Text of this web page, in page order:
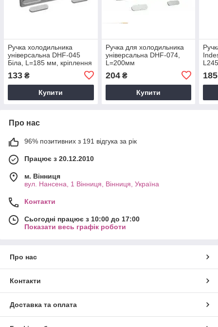
Ручка холодильника
універсальна DHF-045
Біла, L=185 мм, кріплення
133 ₴
Купити
Ручка для холодильника
універсальна DHF-074,
L=200мм
204₴
Купити
185
Про нас
96% позитивних з 191 відгука за рік
Працює з 20.12.2010
м. Вінниця
вул. Нансена, 1 Вінниця, Вінниця, Україна
Контакти
Сьогодні працює з 10:00 до 17:00
Показати весь графік роботи
Про нас
Контакти
Доставка та оплата